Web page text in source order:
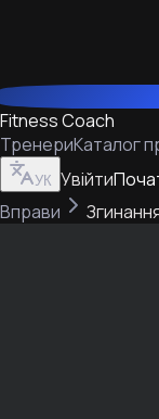
Fitness Coach
ТренериКаталог
УК Увійти
Вправи